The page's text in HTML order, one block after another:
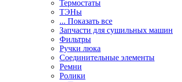
Термостаты
ТЭНы
... Показать все
Запчасти для сушильных машин
Фильтры
Ручки люка
Соединительные элементы
Ремни
Ролики